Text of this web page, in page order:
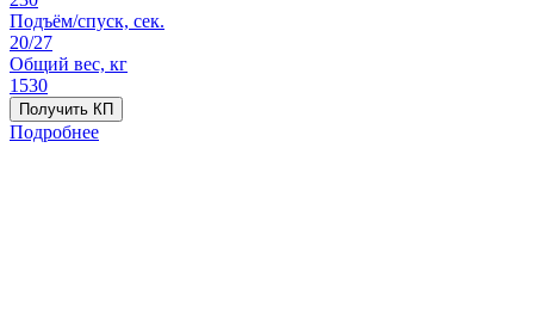
Подъём/спуск, сек.
20/27
Общий вес, кг
1530
Получить КП
Подробнее